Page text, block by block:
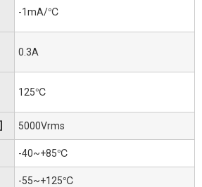
-1mA/℃
0.3A
125℃
5000Vrms
-40~+85℃
-55~+125℃